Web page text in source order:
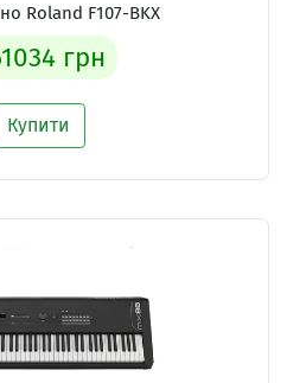
Roland F107-BKX
грн
Купити